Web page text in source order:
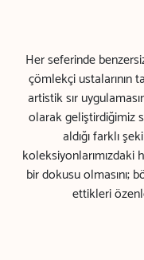
Her seferinde
çömlekçi ustalarının
artistik sır
olarak geliştirdiğimiz
aldığı farklı
koleksiyonlarımızdaki
bir dokusu olmasını;
ettikleri